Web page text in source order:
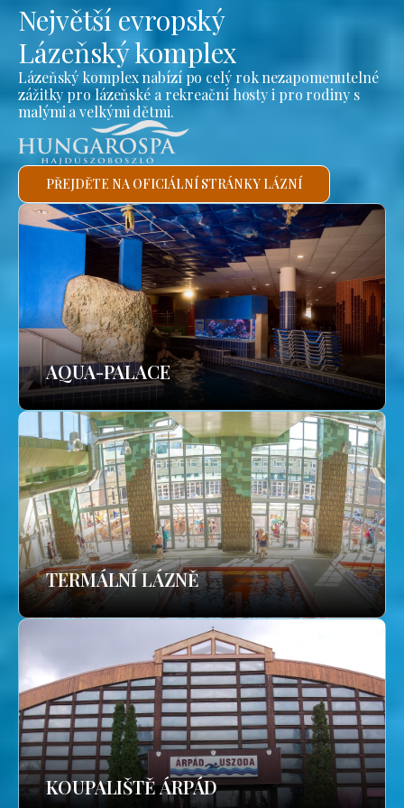
Největší evropský
Lázeňský komplex
Lázeňský komplex nabízí po celý rok nezapomenutelné
zážitky pro lázeňské a rekreační hosty i pro rodiny s
malými a velkými dětmi.
PŘEJDĚTE NA OFICIÁLNÍ STRÁNKY LÁZNÍ
AQUA-PALACE
TERMÁLNÍ LÁZNĚ
KOUPALIŠTĚ ÁRPÁD